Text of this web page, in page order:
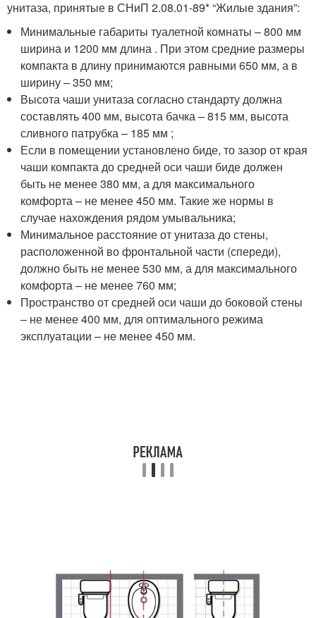
унитаза, принятые в СНиП 2.08.01-89* “Жилые здания”:
Минимальные габариты туалетной комнаты – 800 мм
ширина и 1200 мм длина . При этом средние размеры
компакта в длину принимаются равными 650 мм, а в
ширину – 350 мм;
Высота чаши унитаза согласно стандарту должна
составлять 400 мм, высота бачка – 815 мм, высота
сливного патрубка – 185 мм ;
Если в помещении установлено биде, то зазор от края
чаши компакта до средней оси чаши биде должен
быть не менее 380 мм, а для максимального
комфорта – не менее 450 мм. Такие же нормы в
случае нахождения рядом умывальника;
Минимальное расстояние от унитаза до стены,
расположенной во фронтальной части (спереди),
должно быть не менее 530 мм, а для максимального
комфорта – не менее 760 мм;
Пространство от средней оси чаши до боковой стены
– не менее 400 мм, для оптимального режима
эксплуатации – не менее 450 мм.